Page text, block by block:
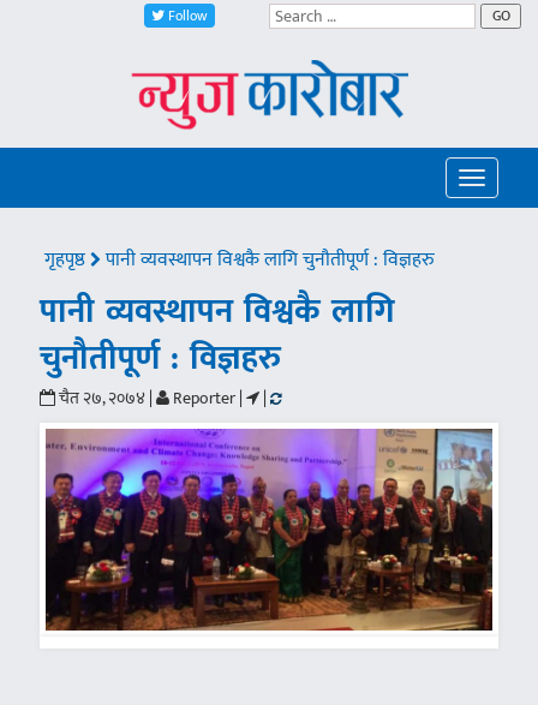
Follow GO
Toggle
गृहपृष्ठ पानी व्यवस्थापन विश्वकै लागि चुनौतीपूर्ण : विज्ञहरु
पानी व्यवस्थापन विश्वकै लागि
चुनौतीपूर्ण : विज्ञहरु
चैत २७, २०७४ | Reporter | |